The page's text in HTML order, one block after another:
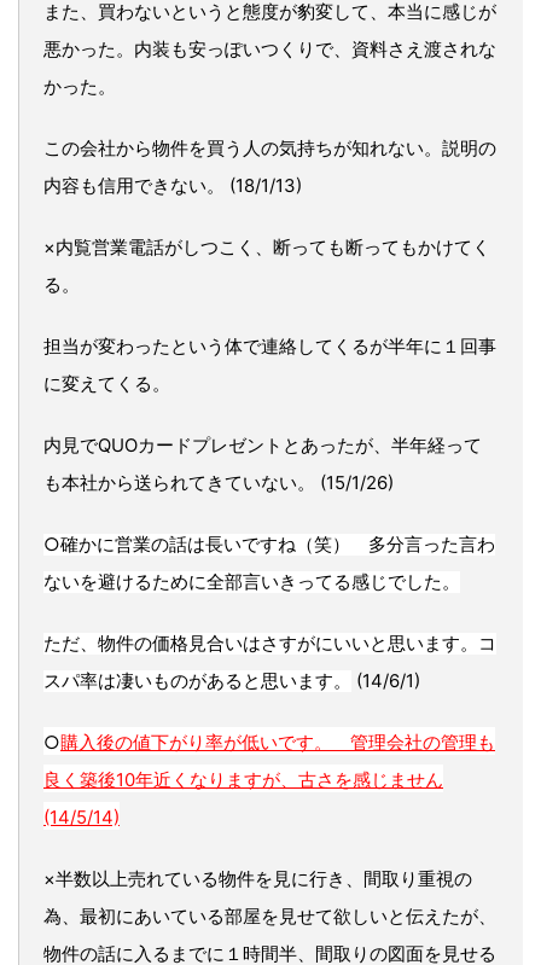
また、買わないというと態度が豹変して、本当に感じが
悪かった。内装も安っぽいつくりで、資料さえ渡されな
かった。
この会社から物件を買う人の気持ちが知れない。説明の
内容も信用できない。 (18/1/13)
×内覧営業電話がしつこく、断っても断ってもかけてく
る。
担当が変わったという体で連絡してくるが半年に１回事
に変えてくる。
内見でQUOカードプレゼントとあったが、半年経って
も本社から送られてきていない。 (15/1/26)
○確かに営業の話は長いですね（笑） 多分言った言わ
ないを避けるために全部言いきってる感じでした。
ただ、物件の価格見合いはさすがにいいと思います。コ
スパ率は凄いものがあると思います。
(14/6/1)
○購入後の値下がり率が低いです。 管理会社の管理も
良く築後10年近くなりますが、古さを感じません
(14/5/14)
×半数以上売れている物件を見に行き、間取り重視の
為、最初にあいている部屋を見せて欲しいと伝えたが、
物件の話に入るまでに１時間半、間取りの図面を見せる